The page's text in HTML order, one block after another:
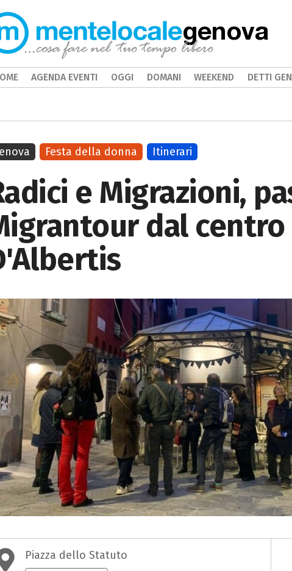
e Migrazioni,
dal
Piazza dello Statuto
Festa della donna Itinerari
genova
AGENDA EVENTI OGGI DOMANI WEEKEND DETTI